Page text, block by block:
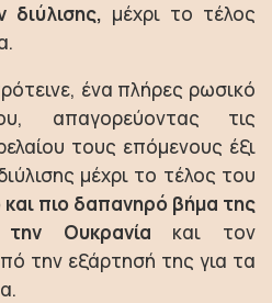
διύλισης, μέχρι το τέλος
ένα πλήρες ρωσικό
απαγορεύοντας τις
τους επόμενους έξι
μέχρι το τέλος του
πιο δαπανηρό βήμα της
Ουκρανία και τον
την εξάρτησή της για τα